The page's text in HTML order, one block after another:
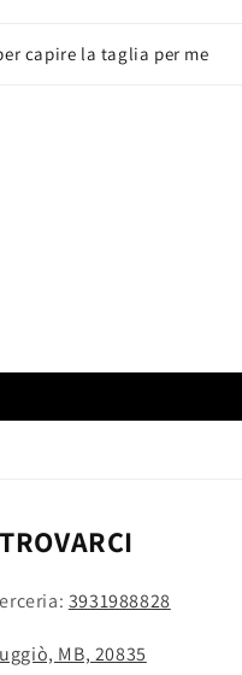
capire la taglia per me
3931988828
MB, 20835